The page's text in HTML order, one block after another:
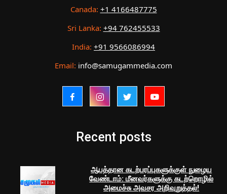
Canada: +1 4166487775
Sri Lanka: +94 762455533
India: +91 9566086994
Email: info@samugammedia.com
Recent posts
ஆபத்தான கடற்பரப்புகளுக்குள் நுழைய
வேண்டாம்: மீனவர்களுக்கு கடற்றொழில்
அமைச்சு அவசர அறிவுறுத்தல்!